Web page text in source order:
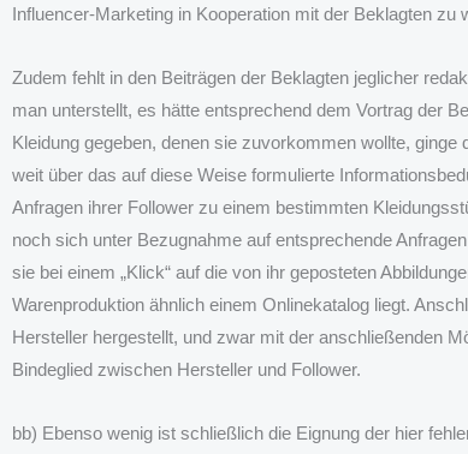
Influencer-Marketing in Kooperation mit der Beklagten
Zudem fehlt in den Beiträgen der Beklagten jeglicher
man unterstellt, es hätte entsprechend dem Vortrag der
Kleidung gegeben, denen sie zuvorkommen wollte,
weit über das auf diese Weise formulierte
Anfragen ihrer Follower zu einem bestimmten
noch sich unter Bezugnahme auf entsprechende
sie bei einem „Klick“ auf die von ihr geposteten
Warenproduktion ähnlich einem Onlinekatalog liegt.
Hersteller hergestellt, und zwar mit der anschließenden
Bindeglied zwischen Hersteller und Follower.
bb) Ebenso wenig ist schließlich die Eignung der hier